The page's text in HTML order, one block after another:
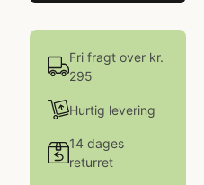
Fri fragt over kr.
295
Hurtig levering
14 dages
returret